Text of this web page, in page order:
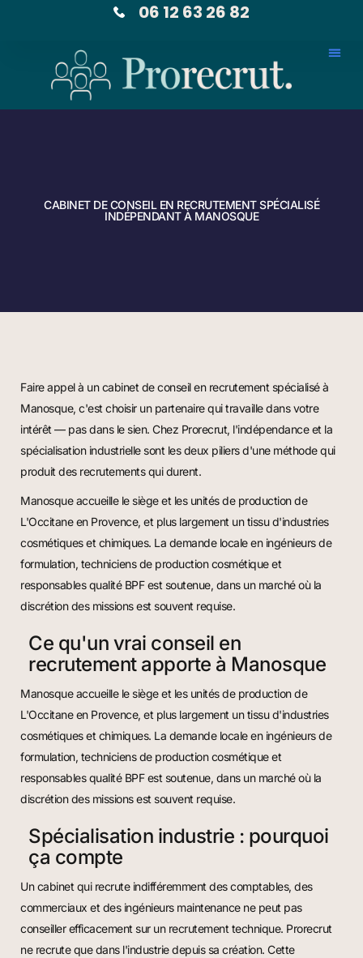
06 12 63 26 82
CABINET DE CONSEIL EN RECRUTEMENT SPÉCIALISÉ
INDÉPENDANT À MANOSQUE
Faire appel à un cabinet de conseil en recrutement spécialisé à
Manosque, c'est choisir un partenaire qui travaille dans votre
intérêt — pas dans le sien. Chez Prorecrut, l'indépendance et la
spécialisation industrielle sont les deux piliers d'une méthode qui
produit des recrutements qui durent.
Manosque accueille le siège et les unités de production de
L'Occitane en Provence, et plus largement un tissu d'industries
cosmétiques et chimiques. La demande locale en ingénieurs de
formulation, techniciens de production cosmétique et
responsables qualité BPF est soutenue, dans un marché où la
discrétion des missions est souvent requise.
Ce qu'un vrai conseil en
recrutement apporte à Manosque
Manosque accueille le siège et les unités de production de
L'Occitane en Provence, et plus largement un tissu d'industries
cosmétiques et chimiques. La demande locale en ingénieurs de
formulation, techniciens de production cosmétique et
responsables qualité BPF est soutenue, dans un marché où la
discrétion des missions est souvent requise.
Spécialisation industrie : pourquoi
ça compte
Un cabinet qui recrute indifféremment des comptables, des
commerciaux et des ingénieurs maintenance ne peut pas
conseiller efficacement sur un recrutement technique. Prorecrut
ne recrute que dans l'industrie depuis sa création. Cette